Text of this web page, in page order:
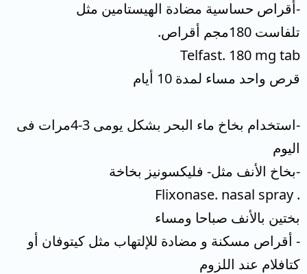
-أقراص حساسية مضادة الهيستامين مثل
تلفاست 180مجم أقراص.
Telfast. 180 mg tab
قرص واحد مساء لمدة 10 أيام
-استخدام بخاخ ماء البحر بشكل يومى 3-4مرات فى
اليوم
-بخاخ الأنف مثل- فليكسونيز بخاخة
. Flixonase. nasal spray
بختين بالأنف صباحا ومساء
- أقراص مسكنة و مضادة للإلتهاب مثل كيتوفان أو
كتافلام عند اللزوم